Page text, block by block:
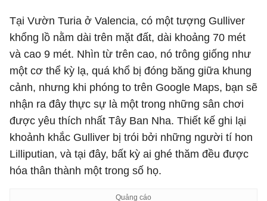
Tại Vườn Turia ở Valencia, có một tượng Gulliver
khổng lồ nằm dài trên mặt đất, dài khoảng 70 mét
và cao 9 mét. Nhìn từ trên cao, nó trông giống như
một cơ thể kỳ lạ, quá khổ bị đóng băng giữa khung
cảnh, nhưng khi phóng to trên Google Maps, bạn sẽ
nhận ra đây thực sự là một trong những sân chơi
được yêu thích nhất Tây Ban Nha. Thiết kế ghi lại
khoảnh khắc Gulliver bị trói bởi những người tí hon
Lilliputian, và tại đây, bất kỳ ai ghé thăm đều được
hóa thân thành một trong số họ.